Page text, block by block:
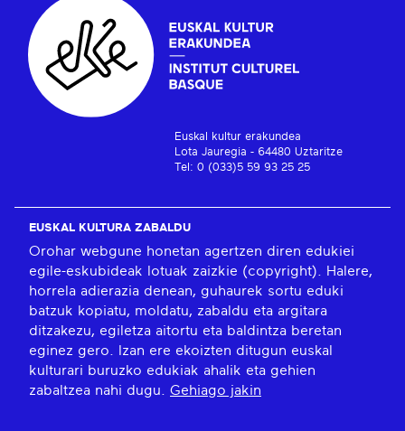
Euskal kultur erakundea
Lota Jauregia - 64480 Uztaritze
Tel: 0 (033)5 59 93 25 25
EUSKAL KULTURA ZABALDU
Orohar webgune honetan agertzen diren edukiei
egile-eskubideak lotuak zaizkie (copyright). Halere,
horrela adierazia denean, guhaurek sortu eduki
batzuk kopiatu, moldatu, zabaldu eta argitara
ditzakezu, egiletza aitortu eta baldintza beretan
eginez gero. Izan ere ekoizten ditugun euskal
kulturari buruzko edukiak ahalik eta gehien
zabaltzea nahi dugu. Gehiago jakin